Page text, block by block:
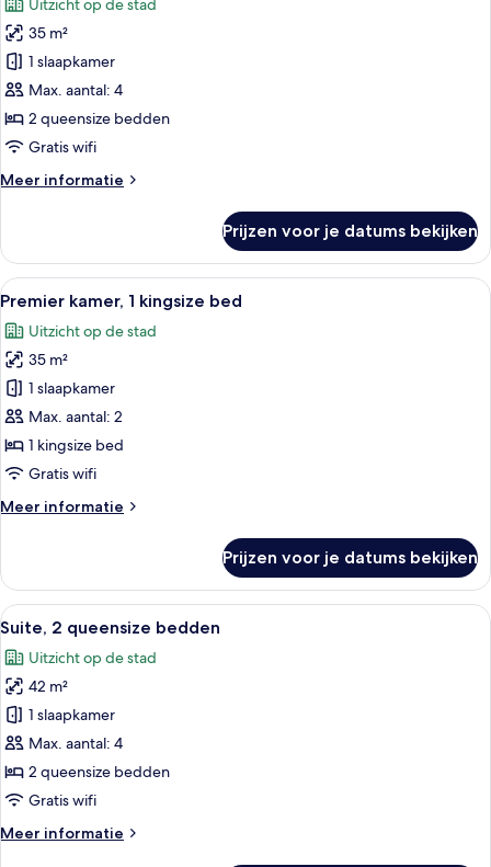
Premier
kamer,
2
queensize
bedden,
toegankelijk
rolstoelgebruikers
35 m²
1 slaapkamer
Max. aantal: 4
2 queensize bedden
Gratis wifi
Meer informatie
Meer
kamer,
queensize
toegankelijk
voor
rolstoelgebruikers
Prijzen voor je datums bekijken
Alle
foto's
voor
Premier
kamer,
1
kingsize
bed
Een hotelkamer met twee bedden,
7
Premier kamer, 1 kingsize bed
Uitzicht op de stad
35 m²
1 slaapkamer
Max. aantal: 2
1 kingsize bed
Gratis wifi
Meer informatie
Meer
kamer,
kingsize
Prijzen voor je datums bekijken
Alle
foto's
voor
Suite,
2
queensize
bedden
laden
Een hotelkamer met twee bedden,
7
Suite, 2 queensize bedden
Uitzicht op de stad
42 m²
1 slaapkamer
Max. aantal: 4
2 queensize bedden
Gratis wifi
Meer informatie
Meer